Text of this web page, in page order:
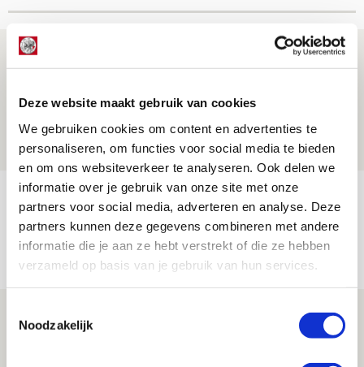
Deze website maakt gebruik van cookies
We gebruiken cookies om content en advertenties te
personaliseren, om functies voor social media te bieden
en om ons websiteverkeer te analyseren. Ook delen we
informatie over je gebruik van onze site met onze
partners voor social media, adverteren en analyse. Deze
partners kunnen deze gegevens combineren met andere
informatie die je aan ze hebt verstrekt of die ze hebben
verzameld op basis van je gebruik van hun services.
Noodzakelijk
Míchel geeft blessure-update en
aanwinsten
07 AUGUSTUS 2026 - 14:13
NIEUWS
Volop enthousiasme in fotoverslag van
Europees treffen met Shelbourne
07 AUGUSTUS 2026 - 09:00
FOTOVERSLAG
Míchel niet blij met resultaat en spel
na rust: ‘De focus nam af’